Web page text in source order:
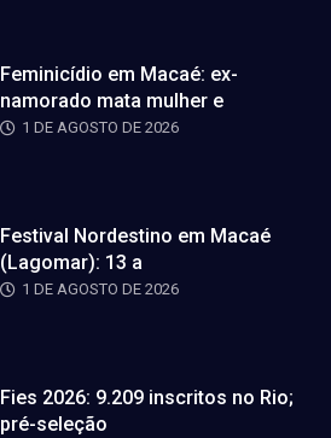
Feminicídio em Macaé: ex-
namorado mata mulher e
1 DE AGOSTO DE 2026
Festival Nordestino em Macaé
(Lagomar): 13 a
1 DE AGOSTO DE 2026
Fies 2026: 9.209 inscritos no Rio;
pré-seleção